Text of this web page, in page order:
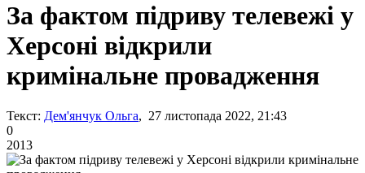
За фактом підриву телевежі у
Херсоні відкрили
кримінальне провадження
Текст: Дем'янчук Ольга, 27 листопада 2022, 21:43
0
2013